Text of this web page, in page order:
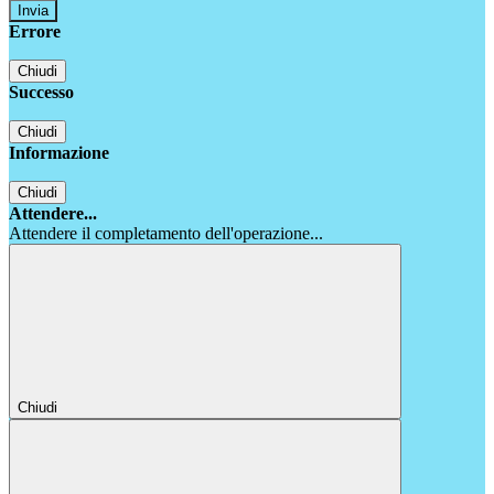
Errore
Chiudi
Successo
Chiudi
Informazione
Chiudi
Attendere...
Attendere il completamento dell'operazione...
Chiudi